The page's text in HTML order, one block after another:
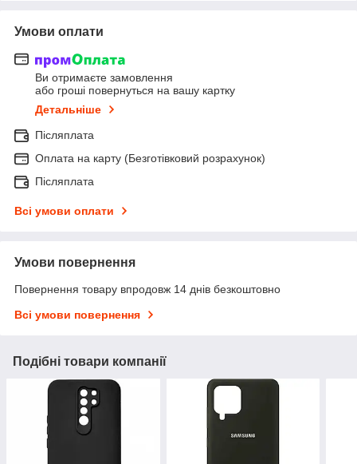
Умови оплати
Ви отримаєте замовлення
або гроші повернуться на вашу картку
Детальніше
Післяплата
Оплата на карту (Безготівковий розрахунок)
Післяплата
Всі умови оплати
Умови повернення
Повернення товару впродовж 14 днів безкоштовно
Всі умови повернення
Подібні товари компанії